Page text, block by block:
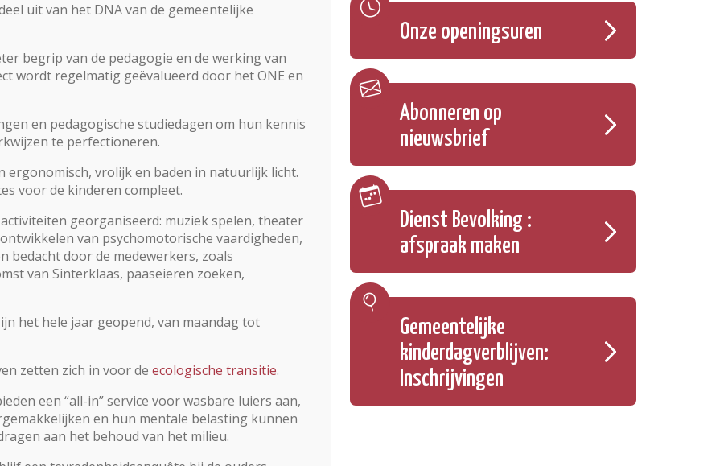
uit van het DNA van de gemeentelijke
begrip van de pedagogie en de werking van
wordt regelmatig geëvalueerd door het ONE en
en pedagogische studiedagen om hun kennis
te perfectioneren.
ergonomisch, vrolijk en baden in natuurlijk licht.
voor de kinderen compleet.
georganiseerd: muziek spelen, theater
van psychomotorische vaardigheden,
bedacht door de medewerkers, zoals
van Sinterklaas, paaseieren zoeken,
het hele jaar geopend, van maandag tot
zetten zich in voor de ecologische transitie.
een “all-in” service voor wasbare luiers aan,
en hun mentale belasting kunnen
aan het behoud van het milieu.
Onze openingsuren
Abonneren op
nieuwsbrief
Dienst Bevolking :
afspraak maken
Gemeentelijke
kinderdagverblijven:
Inschrijvingen